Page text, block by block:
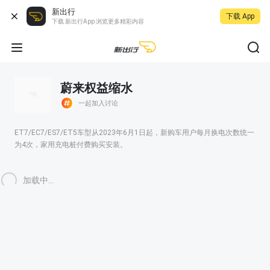
新出行
下载 新出行App 浏览更多精彩内容
下载 App
蔚来权益缩水
一起加入讨论
ET7/EC7/ES7/ET5车型从2023年6月1日起，新购车用户每月换电次数统一
为4次，家用充电桩付费购买安装。
加载中...